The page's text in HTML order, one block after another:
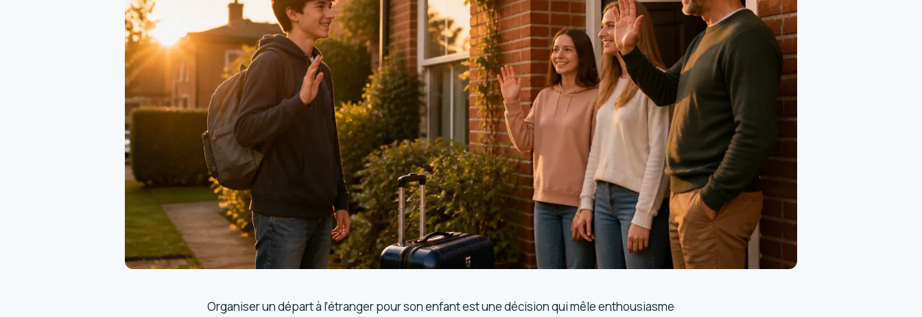
Organiser un départ à l’étranger pour son enfant est une décision qui mêle enthousiasme